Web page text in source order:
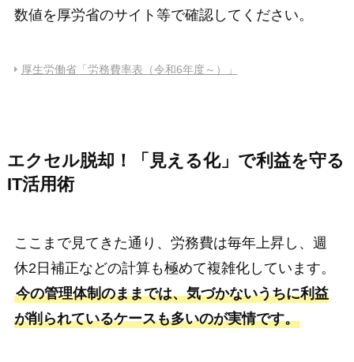
数値を厚労省のサイト等で確認してください。
厚生労働省「労務費率表（令和6年度～）」
エクセル脱却！「見える化」で利益を守る
IT活用術
ここまで見てきた通り、労務費は毎年上昇し、週
休2日補正などの計算も極めて複雑化しています。
今の管理体制のままでは、気づかないうちに利益
が削られているケースも多いのが実情です。